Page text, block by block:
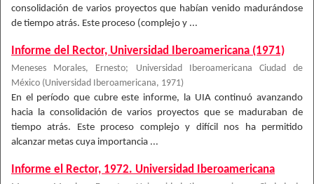
consolidación de varios proyectos que habían venido madurándose
de tiempo atrás. Este proceso (complejo y ...
Informe del Rector, Universidad Iberoamericana (1971)
Meneses Morales, Ernesto;
Universidad Iberoamericana Ciudad de
México (Universidad Iberoamericana, 1971)
En el período que cubre este informe, la UIA continuó avanzando
hacia la consolidación de varios proyectos que se maduraban de
tiempo atrás. Este proceso complejo y difícil nos ha permitido
alcanzar metas cuya importancia ...
Informe el Rector, 1972. Universidad Iberoamericana